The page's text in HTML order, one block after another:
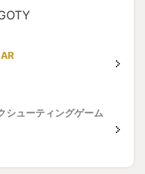
シューティングゲーム